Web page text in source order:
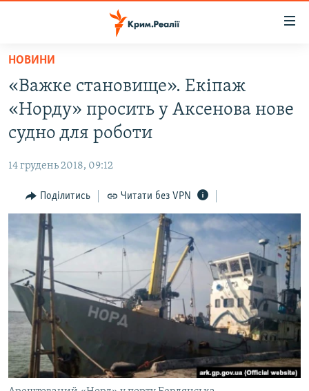
Перейти
основного
матеріалу
Перейти
до
основної
навігації
Перейти
до
пошуку
ВІДЕО ТА ФОТО
БЛОГИ
ПОГЛЯД
ІНТЕРВ'Ю
ВСЕ ЗА ДЕНЬ
СПЕЦПРОЕКТИ
ДЕПОРТАЦІЯ
ВІДЕОУРОКИ «ELIFBE»
СВІДЧЕННЯ ОКУПАЦІЇ
УКРАЇНСЬКА ПРОБЛЕМА КРИМУ
ЯК ОБІЙТИ БЛОКУВАННЯ
Русский
Qırımtatar
НОВИНИ
«Важке становище». Екіпаж
«Норду» просить у Аксенова нове
судно для роботи
14 грудень 2018, 09:12
Поділитись Читати без VPN